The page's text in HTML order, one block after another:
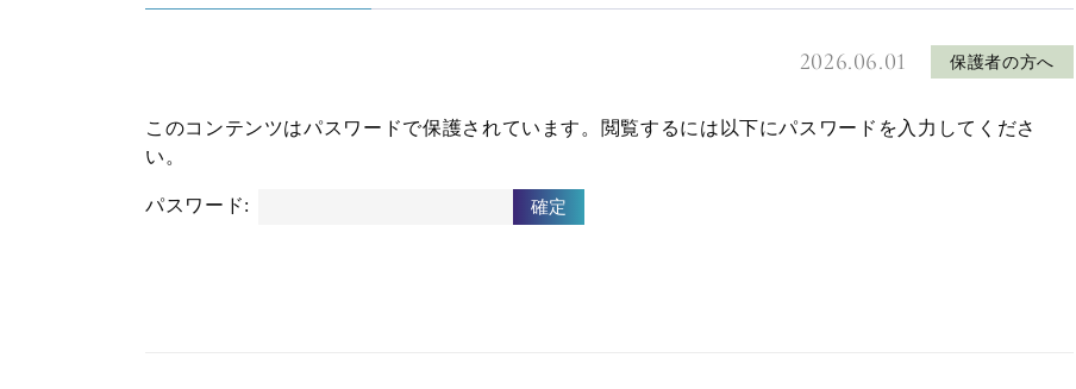
2026.06.01 保護者の方へ
このコンテンツはパスワードで保護されています。閲覧するには以下にパスワードを入力してくださ
い。
パスワード: